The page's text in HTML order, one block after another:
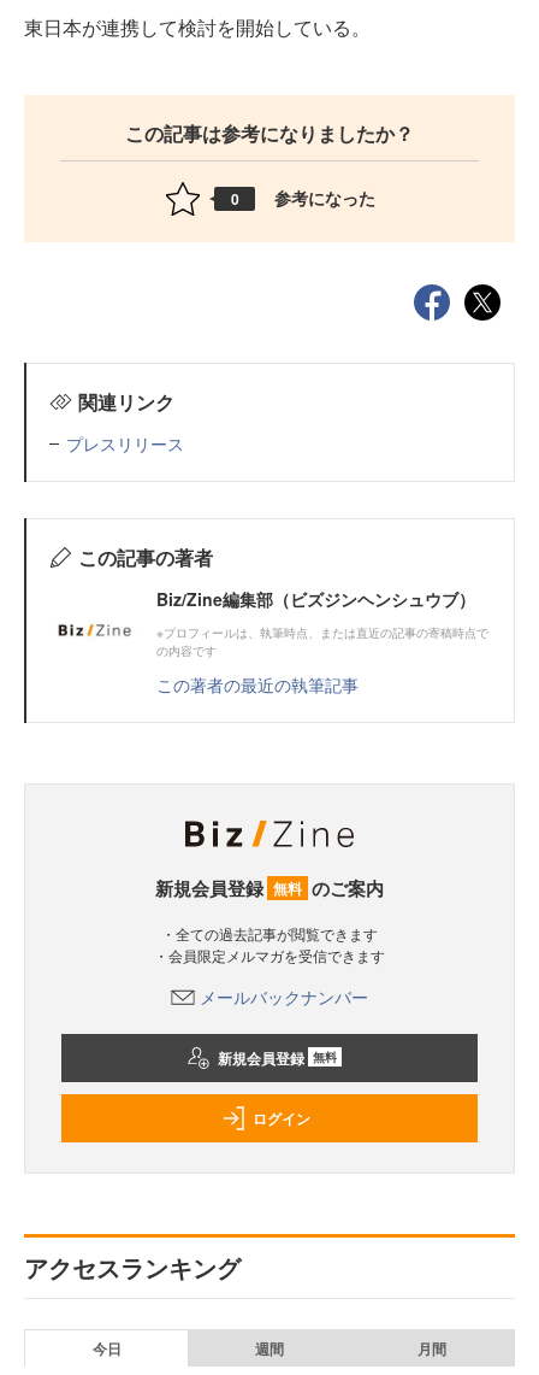
東日本が連携して検討を開始している。
この記事は参考になりましたか？
0 参考になった
関連リンク
プレスリリース
この記事の著者
Biz/Zine編集部（ビズジンヘンシュウブ）
※プロフィールは、執筆時点、または直近の記事の寄稿時点で
の内容です
この著者の最近の執筆記事
新規会員登録 無料 のご案内
・全ての過去記事が閲覧できます
・会員限定メルマガを受信できます
メールバックナンバー
新規会員登録 無料
ログイン
アクセスランキング
今日 週間 月間